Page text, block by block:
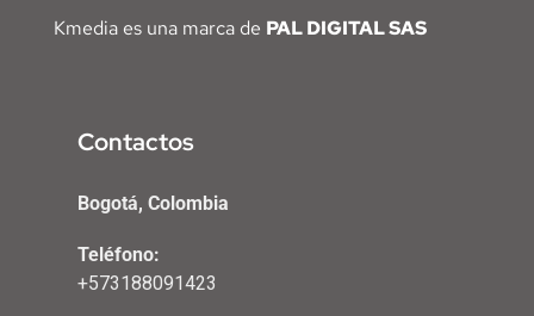
Kmedia es una marca de PAL DIGITAL SAS
Contactos
Bogotá, Colombia
Teléfono:
+573188091423